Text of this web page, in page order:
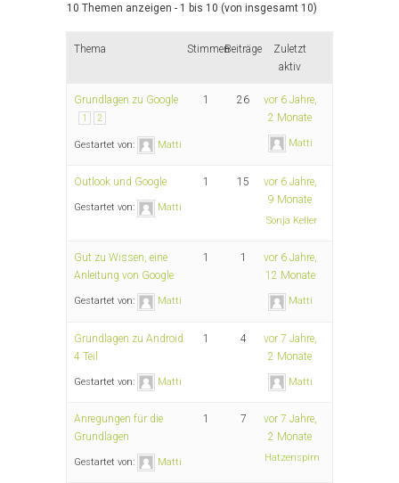
10 Themen anzeigen - 1 bis 10 (von insgesamt 10)
Thema StimmenBeiträge
Zuletzt
aktiv
Grundlagen zu Google
1 2
Gestartet von: Matti
1 26
vor 6 Jahre,
2 Monate
Matti
Outlook und Google
Gestartet von: Matti
1 15
vor 6 Jahre,
9 Monate
Sonja Keller
Gut zu Wissen, eine
Anleitung von Google
Gestartet von: Matti
1 1
vor 6 Jahre,
12 Monate
Matti
Grundlagen zu Android
4 Teil
Gestartet von: Matti
1 4
vor 7 Jahre,
2 Monate
Matti
Anregungen für die
Grundlagen
Gestartet von: Matti
1 7
vor 7 Jahre,
2 Monate
Hatzenspirn